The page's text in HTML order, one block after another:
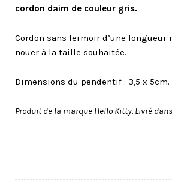
cordon daim de couleur gris.
Cordon sans fermoir d’une longueur
nouer à la taille souhaitée.
Dimensions du pendentif : 3,5 x 5cm.
Produit de la marque Hello Kitty. Livré